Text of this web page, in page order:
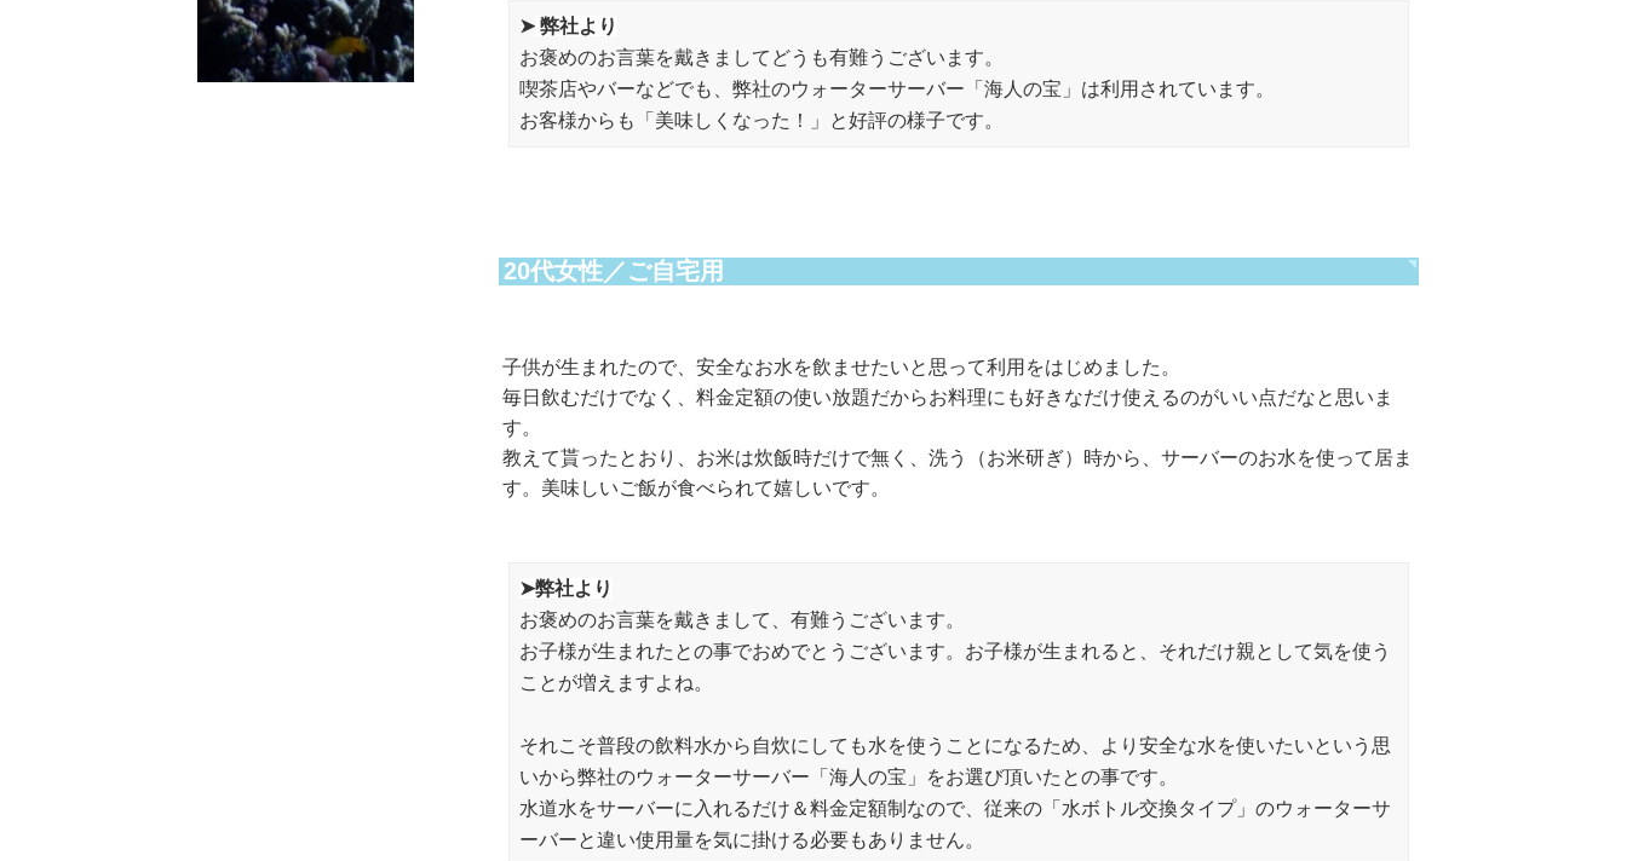
➤ 弊社より
お褒めのお言葉を戴きましてどうも有難うございます。
喫茶店やバーなどでも、弊社のウォーターサーバー「海人の宝」は利用されています。
お客様からも「美味しくなった！」と好評の様子です。
20代女性／ご自宅用
子供が生まれたので、安全なお水を飲ませたいと思って利用をはじめました。
毎日飲むだけでなく、料金定額の使い放題だからお料理にも好きなだけ使えるのがいい点だなと思いま
す。
教えて貰ったとおり、お米は炊飯時だけで無く、洗う（お米研ぎ）時から、サーバーのお水を使って居ま
す。美味しいご飯が食べられて嬉しいです。
➤弊社より
お褒めのお言葉を戴きまして、有難うございます。
お子様が生まれたとの事でおめでとうございます。お子様が生まれると、それだけ親として気を使う
ことが増えますよね。
それこそ普段の飲料水から自炊にしても水を使うことになるため、より安全な水を使いたいという思
いから弊社のウォーターサーバー「海人の宝」をお選び頂いたとの事です。
水道水をサーバーに入れるだけ＆料金定額制なので、従来の「水ボトル交換タイプ」のウォーターサ
ーバーと違い使用量を気に掛ける必要もありません。